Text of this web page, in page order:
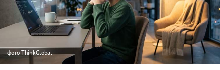
фото ThinkGlobal